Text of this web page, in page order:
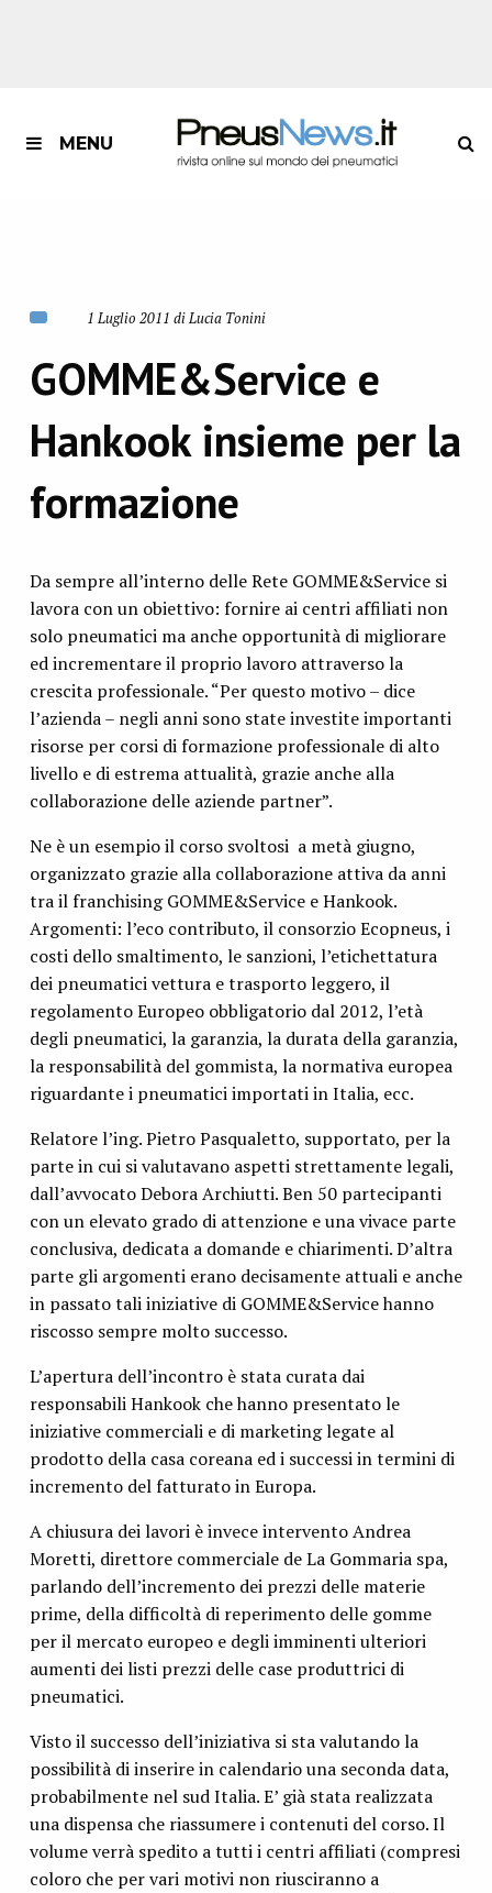
MENU
1 Luglio 2011 di Lucia Tonini
GOMME&Service e
Hankook insieme per la
formazione
Da sempre all’interno delle Rete GOMME&Service si
lavora con un obiettivo: fornire ai centri affiliati non
solo pneumatici ma anche opportunità di migliorare
ed incrementare il proprio lavoro attraverso la
crescita professionale. “Per questo motivo – dice
l’azienda – negli anni sono state investite importanti
risorse per corsi di formazione professionale di alto
livello e di estrema attualità, grazie anche alla
collaborazione delle aziende partner”.
Ne è un esempio il corso svoltosi a metà giugno,
organizzato grazie alla collaborazione attiva da anni
tra il franchising GOMME&Service e Hankook.
Argomenti: l’eco contributo, il consorzio Ecopneus, i
costi dello smaltimento, le sanzioni, l’etichettatura
dei pneumatici vettura e trasporto leggero, il
regolamento Europeo obbligatorio dal 2012, l’età
degli pneumatici, la garanzia, la durata della garanzia,
la responsabilità del gommista, la normativa europea
riguardante i pneumatici importati in Italia, ecc.
Relatore l’ing. Pietro Pasqualetto, supportato, per la
parte in cui si valutavano aspetti strettamente legali,
dall’avvocato Debora Archiutti. Ben 50 partecipanti
con un elevato grado di attenzione e una vivace parte
conclusiva, dedicata a domande e chiarimenti. D’altra
parte gli argomenti erano decisamente attuali e anche
in passato tali iniziative di GOMME&Service hanno
riscosso sempre molto successo.
L’apertura dell’incontro è stata curata dai
responsabili Hankook che hanno presentato le
iniziative commerciali e di marketing legate al
prodotto della casa coreana ed i successi in termini di
incremento del fatturato in Europa.
A chiusura dei lavori è invece intervento Andrea
Moretti, direttore commerciale de La Gommaria spa,
parlando dell’incremento dei prezzi delle materie
prime, della difficoltà di reperimento delle gomme
per il mercato europeo e degli imminenti ulteriori
aumenti dei listi prezzi delle case produttrici di
pneumatici.
Visto il successo dell’iniziativa si sta valutando la
possibilità di inserire in calendario una seconda data,
probabilmente nel sud Italia. E’ già stata realizzata
una dispensa che riassumere i contenuti del corso. Il
volume verrà spedito a tutti i centri affiliati (compresi
coloro che per vari motivi non riusciranno a